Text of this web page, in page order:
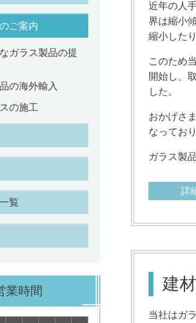
近年の人
界は縮小
縮小した
このため
開始し、
した。
おかげさ
なってお
ガラス製
詳
建
当社はガ
ご案内
ガラス製品の提
の海外輸入
の施工
覧
業時間